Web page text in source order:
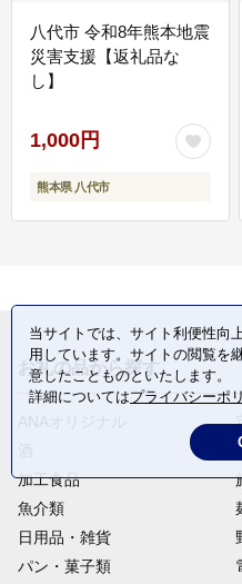
八代市 令和8年熊本地震
災害支援【返礼品な
し】
1,000円
熊本県 八代市
お礼の品から探す
加工食品
魚介類
日用品・雑貨
パン・菓子類
当サイトでは、サイト利便性向
用しています。サイトの閲覧を
意したことものといたします。
詳細についてはプライバシーポ